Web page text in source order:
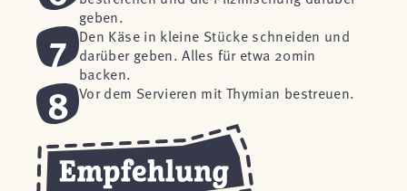
geben.
7
Den Käse in kleine Stücke schneiden und
darüber geben. Alles für etwa 20min
backen.
8 Vor dem Servieren mit Thymian bestreuen.